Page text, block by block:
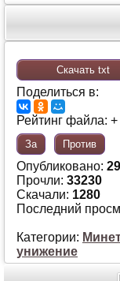
Скачать txt
Поделиться в:
Рейтинг файла:
За Против
Опубликовано:
Прочли: 33230
Скачали: 1280
Последний
Категории:
унижение